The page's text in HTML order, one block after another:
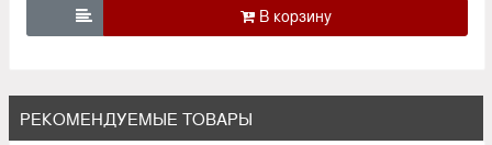

РЕКОМЕНДУЕМЫЕ ТОВАРЫ